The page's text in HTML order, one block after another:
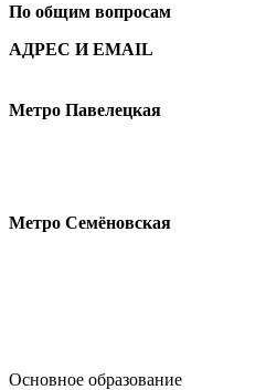
По общим вопросам
АДРЕС И EMAIL
Метро Павелецкая
Метро Семёновская
Основное образование